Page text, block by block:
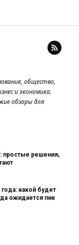
общество,
и экономика.
обзоры для
простые решения,
года: какой будет
ожидается пик